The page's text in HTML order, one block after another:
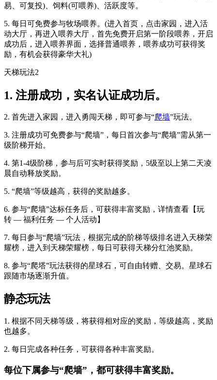
易、可复投)、饲料(可喂养)、活跃度等。
5. 每日可免费参与牧场喂养。(进入首页，点击家园，进入活
动大厅，再进入喂养大厅，首先免费开启第一阶段喂养，开启
成功后，进入喂养界面，选择普通喂养，喂养成功可获得奖
励，有机会获得豪华大礼)
天梯玩法2
1. 注册成功，实名认证成功后。
2. 首先进入家园，进入勇闯天梯，即可参与“爬墙”玩法。
3. 注册成功可免费参与“爬墙”，每日首次参与“爬墙”需从第一
级阶梯开始。
4. 第1-4级阶梯，参与后可实时获得奖励，5级至以上第二天凌
晨自动释放奖励。
5. “爬墙”等级越高，获得的奖励越多。
6. 参与“爬墙”达标任务后，可获得丰富奖励，详情查看【玩
转 — 福利任务 — 个人活动】
7. 每日参与“爬墙”玩法，根据完成的阶梯等级排名进入天梯荣
耀榜，进入到天梯荣耀榜，每日可获得天梯分红池奖励。
8. 参与“爬塔”玩法获得的星球石，可自由转赠、交易。星球石
跟随市场逐渐升值。
静态玩法
1. 根据不同天梯等级，将获得相对应的奖励，等级越高，奖励
也越多。
2. 每日完成各种任务，可获得各种丰富奖励。
每位下属参与“爬墙”，都可获得丰富奖励。